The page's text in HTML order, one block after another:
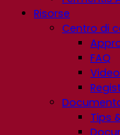
Risorse
Centro di
FAQ
Video
Tips